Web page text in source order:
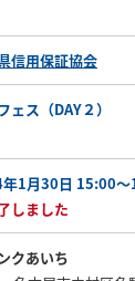
信用保証協会
ェス（DAY２）
1月30日 15:00
しました
クあいち